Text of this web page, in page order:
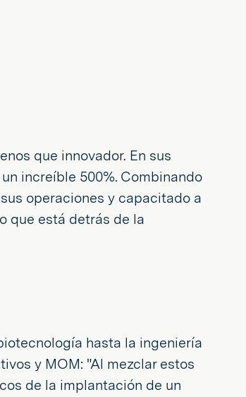
que innovador. En sus
increíble 500%. Combinando
operaciones y capacitado a
que está detrás de la
hasta la ingeniería
y MOM: "Al mezclar estos
de la implantación de un